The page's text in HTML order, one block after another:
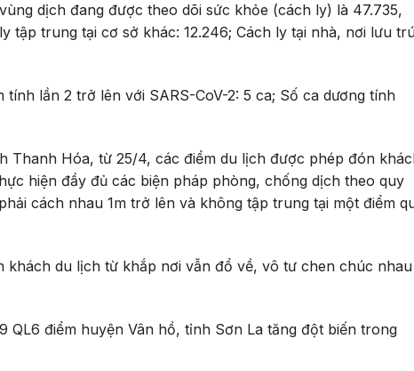
dịch đang được theo dõi sức khỏe (cách ly) là 47.735,
tập trung tại cơ sở khác: 12.246; Cách ly tại nhà, nơi lưu
tính lần 2 trở lên với SARS-CoV-2: 5 ca; Số ca dương tính
Thanh Hóa, từ 25/4, các điểm du lịch được phép đón
hiện đầy đủ các biện pháp phòng, chống dịch theo quy
cách nhau 1m trở lên và không tập trung tại một điểm
khách du lịch từ khắp nơi vẫn đổ về, vô tư chen chúc nhau
QL6 điểm huyện Vân hồ, tỉnh Sơn La tăng đột biến trong